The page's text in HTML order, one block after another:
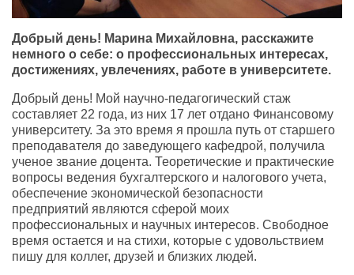
Добрый день! Марина Михайловна, расскажите
немного о себе: о профессиональных интересах,
достижениях, увлечениях, работе в университете.
Добрый день! Мой научно-педагогический стаж
составляет 22 года, из них 17 лет отдано Финансовому
университету. За это время я прошла путь от старшего
преподавателя до заведующего кафедрой, получила
ученое звание доцента. Теоретические и практические
вопросы ведения бухгалтерского и налогового учета,
обеспечение экономической безопасности
предприятий являются сферой моих
профессиональных и научных интересов. Свободное
время остается и на стихи, которые с удовольствием
пишу для коллег, друзей и близких людей.